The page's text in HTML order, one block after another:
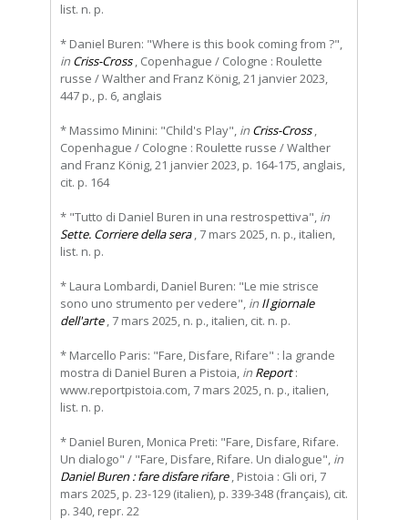
list. n. p.
* Daniel Buren: "Where is this book coming from ?",
in Criss-Cross, Copenhague / Cologne : Roulette
russe / Walther and Franz König, 21 janvier 2023,
447 p., p. 6, anglais
* Massimo Minini: "Child's Play", in Criss-Cross,
Copenhague / Cologne : Roulette russe / Walther
and Franz König, 21 janvier 2023, p. 164-175, anglais,
cit. p. 164
* "Tutto di Daniel Buren in una restrospettiva", in
Sette. Corriere della sera, 7 mars 2025, n. p., italien,
list. n. p.
* Laura Lombardi, Daniel Buren: "Le mie strisce
sono uno strumento per vedere", in Il giornale
dell'arte, 7 mars 2025, n. p., italien, cit. n. p.
* Marcello Paris: "Fare, Disfare, Rifare" : la grande
mostra di Daniel Buren a Pistoia, in Report:
www.reportpistoia.com, 7 mars 2025, n. p., italien,
list. n. p.
* Daniel Buren, Monica Preti: "Fare, Disfare, Rifare.
Un dialogo" / "Fare, Disfare, Rifare. Un dialogue", in
Daniel Buren : fare disfare rifare, Pistoia : Gli ori, 7
mars 2025, p. 23-129 (italien), p. 339-348 (français), cit.
p. 340, repr. 22